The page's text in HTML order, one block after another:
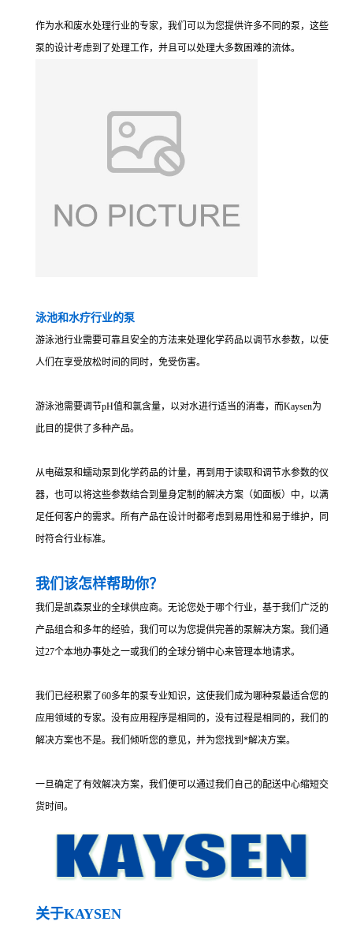
作为水和废水处理行业的专家，我们可以为您提供许多不同的泵，这些
泵的设计考虑到了处理工作，并且可以处理大多数困难的流体。
泳池和水疗行业的泵
游泳池行业需要可靠且安全的方法来处理化学药品以调节水参数，以使
人们在享受放松时间的同时，免受伤害。
游泳池需要调节pH值和氯含量，以对水进行适当的消毒，而Kaysen为
此目的提供了多种产品。
从电磁泵和蠕动泵到化学药品的计量，再到用于读取和调节水参数的仪
器，也可以将这些参数结合到量身定制的解决方案（如面板）中，以满
足任何客户的需求。所有产品在设计时都考虑到易用性和易于维护，同
时符合行业标准。
我们该怎样帮助你？
我们是凯森泵业的全球供应商。无论您处于哪个行业，基于我们广泛的
产品组合和多年的经验，我们可以为您提供完善的泵解决方案。我们通
过27个本地办事处之一或我们的全球分销中心来管理本地请求。
我们已经积累了60多年的泵专业知识，这使我们成为哪种泵最适合您的
应用领域的专家。没有应用程序是相同的，没有过程是相同的，我们的
解决方案也不是。我们倾听您的意见，并为您找到*解决方案。
一旦确定了有效解决方案，我们便可以通过我们自己的配送中心缩短交
货时间。
关于KAYSEN